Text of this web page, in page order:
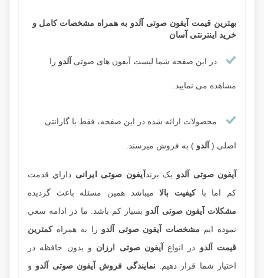
بهترین قیمت آیفون صوتی آلدو به همراه مشخصات کامل و
خرید اینترنتی آسان
در این صفحه شما لیست آیفون های صوتی آلدو را
مشاهده می نمایید.
محصولات ارائه شده در این صفحه، فقط با گارانتی
اصلی ( آلدو ) به فروش میرسند.
آيفون صوتی آلدو یک برند آیفون صوتی ایرانی داراي قدمت
کم اما باکيفيت بالاميباشد همين مسئله باعث گرديده
مشکلات آيفون صوتی آلدو بسيار کم باشد. ما در ادامه سعي
نموده ايم مشخصات آيفون صوتی آلدو را به همراهکمترين
قيمت آلدو در انواع آیفون صوتی ارزان و بدون حافظه در
اختيار شما قرار دهيم.نمايندگی فروش آيفون صوتی آلدو و